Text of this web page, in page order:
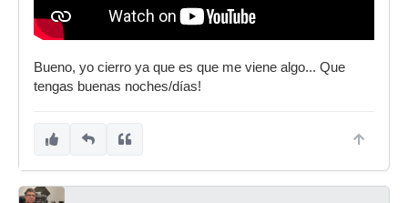
Bueno, yo cierro ya que es que me viene algo... Que
tengas buenas noches/días!